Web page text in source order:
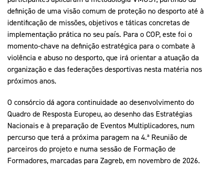
definição de uma visão comum de proteção no desporto até à
identificação de missões, objetivos e táticas concretas de
implementação prática no seu país. Para o COP, este foi o
momento-chave na definição estratégica para o combate à
violência e abuso no desporto, que irá orientar a atuação da
organização e das federações desportivas nesta matéria nos
próximos anos.
O consórcio dá agora continuidade ao desenvolvimento do
Quadro de Resposta Europeu, ao desenho das Estratégias
Nacionais e à preparação de Eventos Multiplicadores, num
percurso que terá a próxima paragem na 4.ª Reunião de
parceiros do projeto e numa sessão de Formação de
Formadores, marcadas para Zagreb, em novembro de 2026.